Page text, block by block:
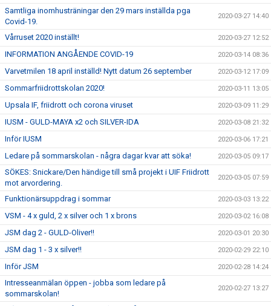
Samtliga inomhusträningar den 29 mars inställda pga
Covid-19.
2020-03-27 14:40
Vårruset 2020 inställt! 2020-03-27 12:52
INFORMATION ANGÅENDE COVID-19 2020-03-14 08:36
Varvetmilen 18 april inställd! Nytt datum 26 september 2020-03-12 17:09
Sommarfriidrottskolan 2020! 2020-03-11 13:05
Upsala IF, friidrott och corona viruset 2020-03-09 11:29
IUSM - GULD-MAYA x2 och SILVER-IDA 2020-03-08 21:32
Inför IUSM 2020-03-06 17:21
Ledare på sommarskolan - några dagar kvar att söka! 2020-03-05 09:17
SÖKES: Snickare/Den händige till små projekt i UIF Friidrott
mot arvordering.
2020-03-05 07:59
Funktionärsuppdrag i sommar 2020-03-03 13:22
VSM - 4 x guld, 2 x silver och 1 x brons 2020-03-02 16:08
JSM dag 2 - GULD-Oliver!! 2020-03-01 20:30
JSM dag 1 - 3 x silver!! 2020-02-29 22:10
Inför JSM 2020-02-28 14:24
Intresseanmälan öppen - jobba som ledare på
sommarskolan!
2020-02-27 13:27